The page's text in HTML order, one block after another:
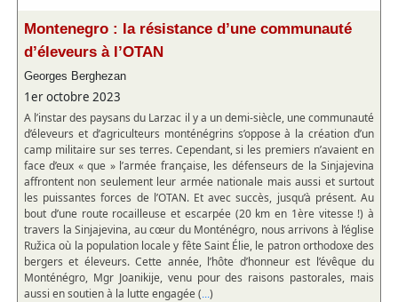
Montenegro : la résistance d’une communauté
d’éleveurs à l’OTAN
Georges Berghezan
1er octobre 2023
A l’instar des paysans du Larzac il y a un demi-siècle, une communauté
d’éleveurs et d’agriculteurs monténégrins s’oppose à la création d’un
camp militaire sur ses terres. Cependant, si les premiers n’avaient en
face d’eux « que » l’armée française, les défenseurs de la Sinjajevina
affrontent non seulement leur armée nationale mais aussi et surtout
les puissantes forces de l’OTAN. Et avec succès, jusqu’à présent. Au
bout d’une route rocailleuse et escarpée (20 km en 1ère vitesse !) à
travers la Sinjajevina, au cœur du Monténégro, nous arrivons à l’église
Ružica où la population locale y fête Saint Élie, le patron orthodoxe des
bergers et éleveurs. Cette année, l’hôte d’honneur est l’évêque du
Monténégro, Mgr Joanikije, venu pour des raisons pastorales, mais
aussi en soutien à la lutte engagée (...)